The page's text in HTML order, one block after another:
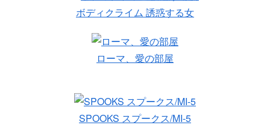
ボディクライム 誘惑する女
ローマ、愛の部屋
SPOOKS スプークス/MI-5